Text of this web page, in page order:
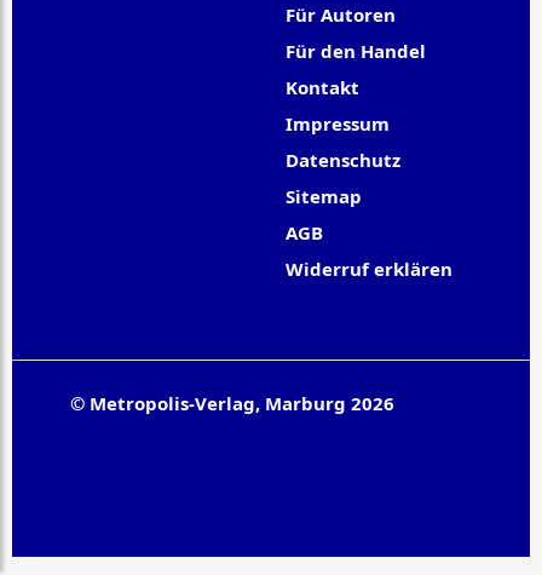
Für Autoren
Für den Handel
Kontakt
Impressum
Datenschutz
Sitemap
AGB
Widerruf erklären
© Metropolis-Verlag, Marburg 2026